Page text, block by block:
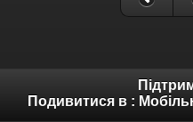
Подивитися в :